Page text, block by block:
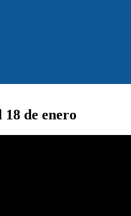
18 de enero